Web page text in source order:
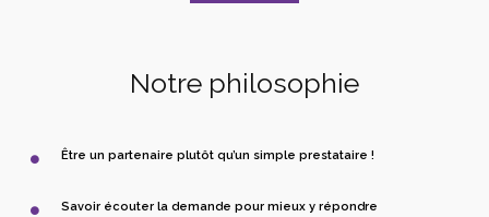
Notre philosophie
Être un partenaire plutôt qu’un simple prestataire !
Savoir écouter la demande pour mieux y répondre